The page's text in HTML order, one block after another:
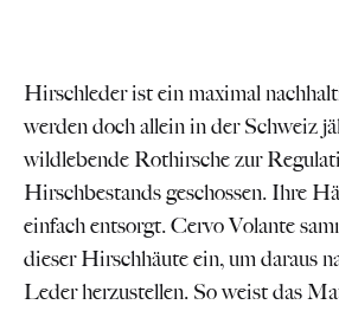
Hirschleder ist ein maximal
werden doch allein in der Schweiz
wildlebende Rothirsche zur
Hirschbestands geschossen. Ihre
einfach entsorgt. Cervo Volante
dieser Hirschhäute ein, um daraus
Leder herzustellen. So weist das